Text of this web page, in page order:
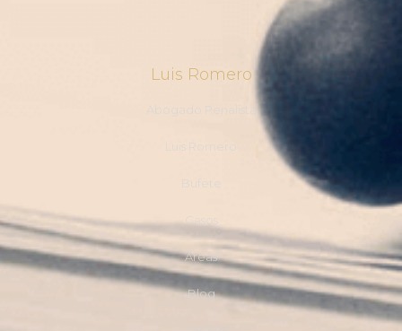
Luis Romero
Abogado Penalista
Luis Romero
Bufete
Casos
Áreas
Blog